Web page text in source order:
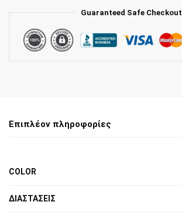
Guaranteed Safe Checkout
Επιπλέον πληροφορίες
COLOR
ΔΙΑΣΤΑΣΕΙΣ